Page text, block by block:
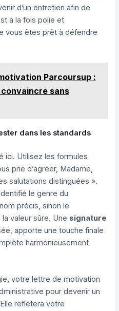
d’un entretien afin de
à la fois polie et
vous êtes prêt à défendre
Parcoursup :
sans
dans les standards
ici. Utilisez les formules
prie d’agréer, Madame,
salutations distinguées ».
le genre du
précis, sinon le
valeur sûre. Une signature
apporte une touche finale
harmonieusement
votre lettre de motivation
pour devenir un
reflétera votre